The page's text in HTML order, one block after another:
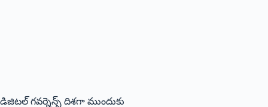
డిజిటల్ గవర్నెన్స్‌ దిశగా ముందుకు